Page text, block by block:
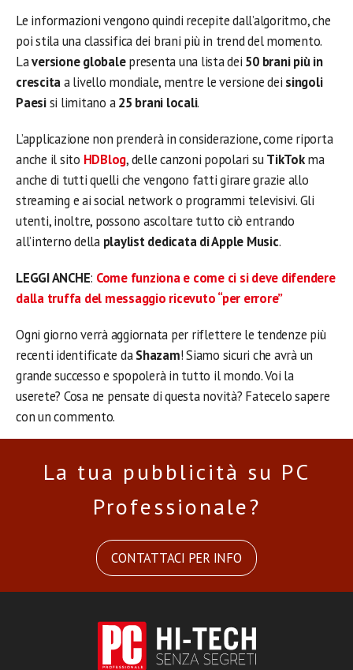
Le informazioni vengono quindi recepite dall’algoritmo, che
poi stila una classifica dei brani più in trend del momento.
Laversione globalepresenta una lista dei 50 brani più in
crescitaa livello mondiale, mentre le versione dei singoli
Paesisi limitano a25 brani locali.
L’applicazione non prenderà in considerazione, come riporta
anche il sito HDBlog, delle canzoni popolari suTikTokma
anche di tutti quelli che vengono fatti girare grazie allo
streaming e ai social network o programmi televisivi. Gli
utenti, inoltre, possono ascoltare tutto ciò entrando
all’interno della playlist dedicata di Apple Music.
LEGGI ANCHE: Come funziona e come ci si deve difendere
dalla truffa del messaggio ricevuto “per errore”
Ogni giorno verrà aggiornata per riflettere le tendenze più
recenti identificate daShazam! Siamo sicuri che avrà un
grande successo e spopolerà in tutto il mondo. Voi la
userete? Cosa ne pensate di questa novità? Fatecelo sapere
con un commento.
La tua pubblicità su PC
Professionale?
CONTATTACI PER INFO